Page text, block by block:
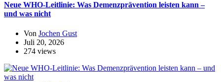
Neue WHO-Leitlinie: Was Demenzprävention leisten kann –
und was nicht
Von Jochen Gust
Juli 20, 2026
274 views